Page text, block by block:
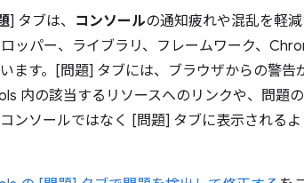
] タブは、 コンソールの通知疲れや混乱を軽
ッパー、ライブラリ、フレームワーク、
ます。[問題] タブには、ブラウザからの警
内の該当するリソースへのリンクや、問題
ンソールではなく [問題] タブに表示される